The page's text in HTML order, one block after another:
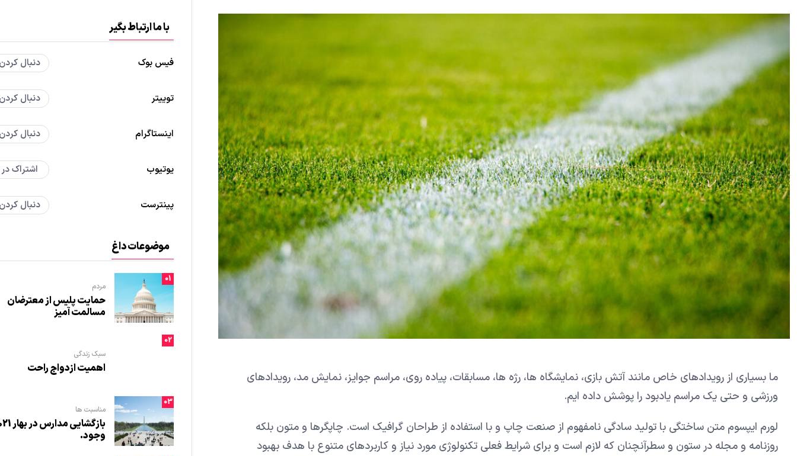
ما بسیاری از رویدادهای خاص مانند آتش بازی، نمایشگاه ها، رژه ها، مسابقات، پیاده روی، مراسم جوایز، نمایش مد، رویدادهای
ورزشی و حتی یک مراسم یادبود را پوشش داده ایم.
لورم ایپسوم متن ساختگی با تولید سادگی نامفهوم از صنعت چاپ و با استفاده از طراحان گرافیک است. چاپگرها و متون بلکه
روزنامه و مجله در ستون و سطرآنچنان که لازم است و برای شرایط فعلی تکنولوژی مورد نیاز و کاربردهای متنوع با هدف بهبود
با ما ارتباط بگیر
فیس بوک دنبال
توییتر دنبال
اینستاگرام دنبال
یوتیوب اشتراک در
پینترست دنبال
موضوعات داغ
01
مردم
حمایت پلیس از معترضان
مسالمت آمیز
02
سبک زندگی
اهمیت ازدواج راحت
03
مناسبت ها
بازگشایی
وجود.